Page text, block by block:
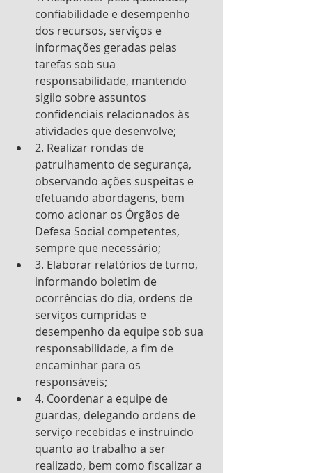
confiabilidade e desempenho
dos recursos, serviços e
informações geradas pelas
tarefas sob sua
responsabilidade, mantendo
sigilo sobre assuntos
confidenciais relacionados às
atividades que desenvolve;
2. Realizar rondas de
patrulhamento de segurança,
observando ações suspeitas e
efetuando abordagens, bem
como acionar os Órgãos de
Defesa Social competentes,
sempre que necessário;
3. Elaborar relatórios de turno,
informando boletim de
ocorrências do dia, ordens de
serviços cumpridas e
desempenho da equipe sob sua
responsabilidade, a fim de
encaminhar para os
responsáveis;
4. Coordenar a equipe de
guardas, delegando ordens de
serviço recebidas e instruindo
quanto ao trabalho a ser
realizado, bem como fiscalizar a